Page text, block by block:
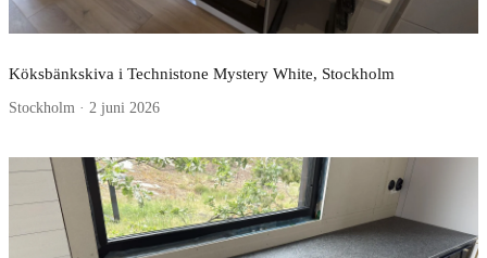
Köksbänkskiva i Technistone Mystery White, Stockholm
Stockholm · 2 juni 2026